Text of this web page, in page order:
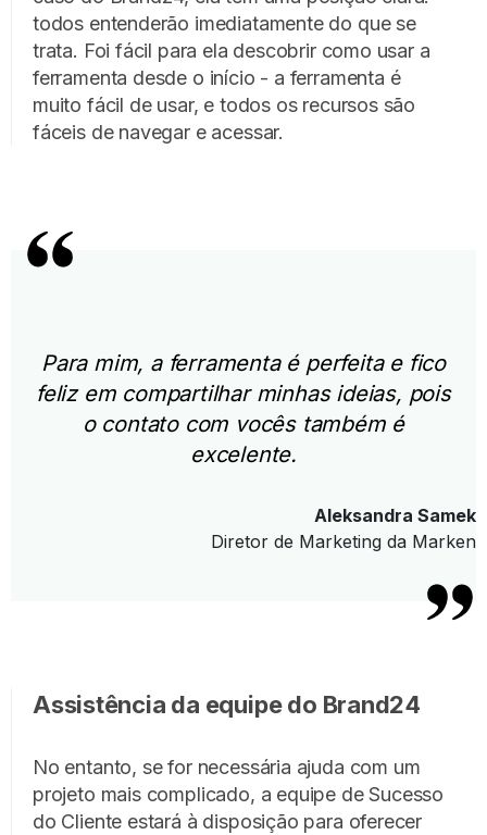
todos entenderão imediatamente do que se
trata. Foi fácil para ela descobrir como usar a
ferramenta desde o início - a ferramenta é
muito fácil de usar, e todos os recursos são
fáceis de navegar e acessar.
Para mim, a ferramenta é perfeita e fico
feliz em compartilhar minhas ideias, pois
o contato com vocês também é
excelente.
Aleksandra Samek
Diretor de Marketing da Marken
Assistência da equipe do Brand24
No entanto, se for necessária ajuda com um
projeto mais complicado, a equipe de Sucesso
do Cliente estará à disposição para oferecer